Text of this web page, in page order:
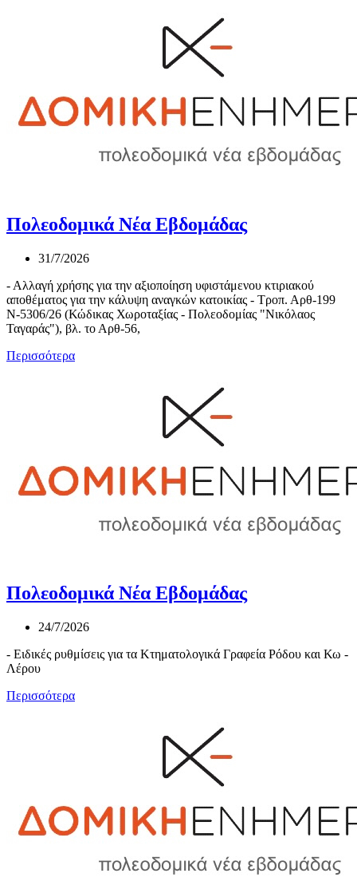
Πολεοδομικά Νέα Εβδομάδας
31/7/2026
- Αλλαγή χρήσης για την αξιοποίηση υφιστάμενου κτιριακού
αποθέματος για την κάλυψη αναγκών κατοικίας - Τροπ. Αρθ-199
Ν-5306/26 (Κώδικας Χωροταξίας - Πολεοδομίας "Νικόλαος
Ταγαράς"), βλ. το Αρθ-56,
Περισσότερα
Πολεοδομικά Νέα Εβδομάδας
24/7/2026
- Ειδικές ρυθμίσεις για τα Κτηματολογικά Γραφεία Ρόδου και Κω -
Λέρου
Περισσότερα